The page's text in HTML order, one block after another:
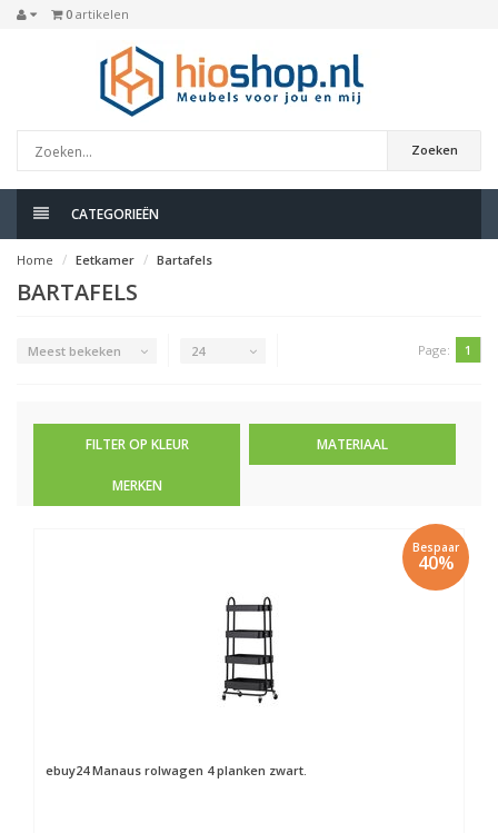
0 artikelen
Zoeken
CATEGORIEËN
Home Eetkamer Bartafels
BARTAFELS
Meest bekeken 24 Page: 1
FILTER OP KLEUR MATERIAAL
MERKEN
Bespaar
40%
ebuy24Manaus rolwagen 4 planken zwart.